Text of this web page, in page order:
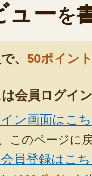
ューを
、 50ポイン
会員ログイ
ン画面はこ
このページに
員登録はこ